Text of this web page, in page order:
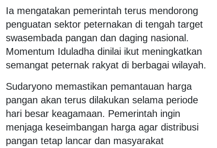
Ia mengatakan pemerintah terus mendorong
penguatan sektor peternakan di tengah target
swasembada pangan dan daging nasional.
Momentum Iduladha dinilai ikut meningkatkan
semangat peternak rakyat di berbagai wilayah.
Sudaryono memastikan pemantauan harga
pangan akan terus dilakukan selama periode
hari besar keagamaan. Pemerintah ingin
menjaga keseimbangan harga agar distribusi
pangan tetap lancar dan masyarakat